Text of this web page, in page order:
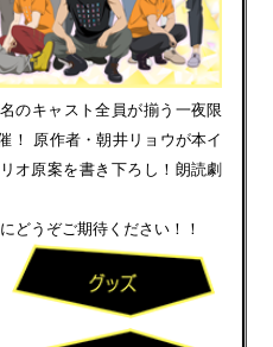
のキャスト全員が揃う一夜限
！ 原作者・朝井リョウが本イ
オ原案を書き下ろし！朗読劇
どうぞご期待ください！！